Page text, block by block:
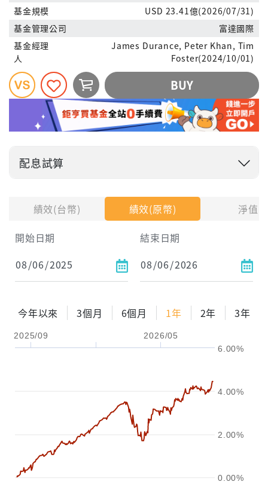
績效(台幣) 績效(原幣)
淨值
開始日期
結束日期
今年以來 3個月 6個月 1年 2年 3年
2025/09 2026/05
0.00%
2.00%
4.00%
6.00%
基金規模
USD 23.41億(2026/07/31)
基金管理公司
富達國際
基金經理
人
James Durance, Peter Khan, Tim
Foster(2024/10/01)
BUY
配息試算
試算區間
1年
2年
配息金額